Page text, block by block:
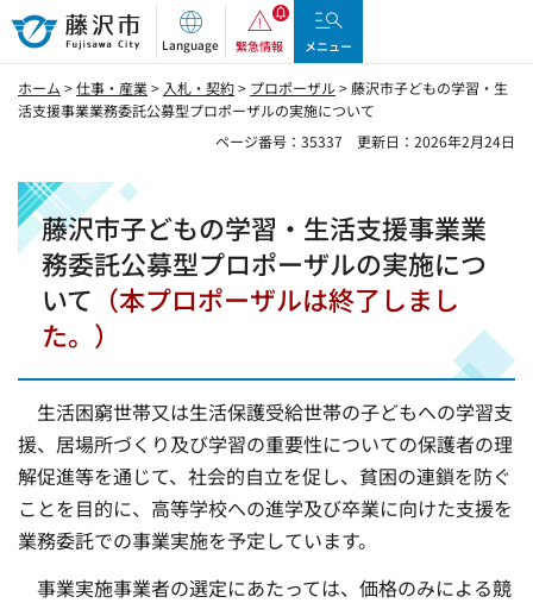
藤沢市
Language 緊急情報 メニュー
ホーム >仕事・産業> 入札・契約> プロポーザル> 藤沢市子どもの学習・生
活支援事業業務委託公募型プロポーザルの実施について
ページ番号：35337
更新日：2026年2月24日
藤沢市子どもの学習・生活支援事業業
務委託公募型プロポーザルの実施につ
いて （本プロポーザルは終了しまし
た。）
生活困窮世帯又は生活保護受給世帯の子どもへの学習支
援、居場所づくり及び学習の重要性についての保護者の理
解促進等を通じて、社会的自立を促し、貧困の連鎖を防ぐ
ことを目的に、高等学校への進学及び卒業に向けた支援を
業務委託での事業実施を予定しています。
事業実施事業者の選定にあたっては、価格のみによる競